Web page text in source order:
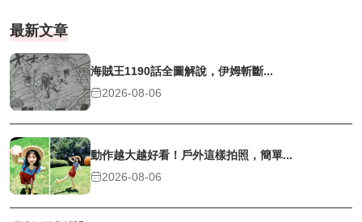
最新文章
海賊王1190話全圖解說，伊姆斬斷...
2026-08-06
動作越大越好看！戶外這樣拍照，簡單...
2026-08-06